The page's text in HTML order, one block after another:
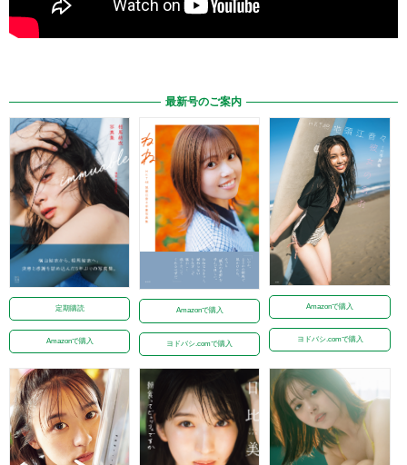
最新号のご案内
定期購読
Amazonで購入
Amazonで購入
ヨドバシ.comで購入
Amazonで購入
ヨドバシ.comで購入